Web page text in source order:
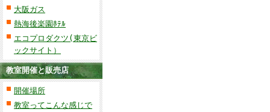
大阪ガス
熱海後楽園ﾎﾃﾙ
エコプロダクツ(東京ビ
ックサイト）
教室開催と販売店
開催場所
教室ってこんな感じで